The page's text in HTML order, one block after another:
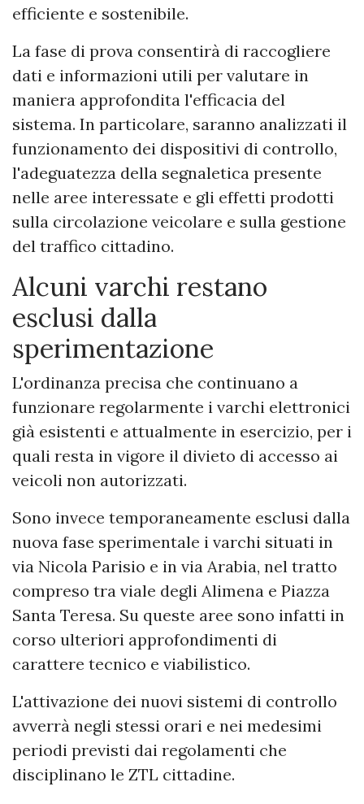
efficiente e sostenibile.
La fase di prova consentirà di raccogliere
dati e informazioni utili per valutare in
maniera approfondita l'efficacia del
sistema. In particolare, saranno analizzati il
funzionamento dei dispositivi di controllo,
l'adeguatezza della segnaletica presente
nelle aree interessate e gli effetti prodotti
sulla circolazione veicolare e sulla gestione
del traffico cittadino.
Alcuni varchi restano
esclusi dalla
sperimentazione
L'ordinanza precisa che continuano a
funzionare regolarmente i varchi elettronici
già esistenti e attualmente in esercizio, per i
quali resta in vigore il divieto di accesso ai
veicoli non autorizzati.
Sono invece temporaneamente esclusi dalla
nuova fase sperimentale i varchi situati in
via Nicola Parisio e in via Arabia, nel tratto
compreso tra viale degli Alimena e Piazza
Santa Teresa. Su queste aree sono infatti in
corso ulteriori approfondimenti di
carattere tecnico e viabilistico.
L'attivazione dei nuovi sistemi di controllo
avverrà negli stessi orari e nei medesimi
periodi previsti dai regolamenti che
disciplinano le ZTL cittadine.